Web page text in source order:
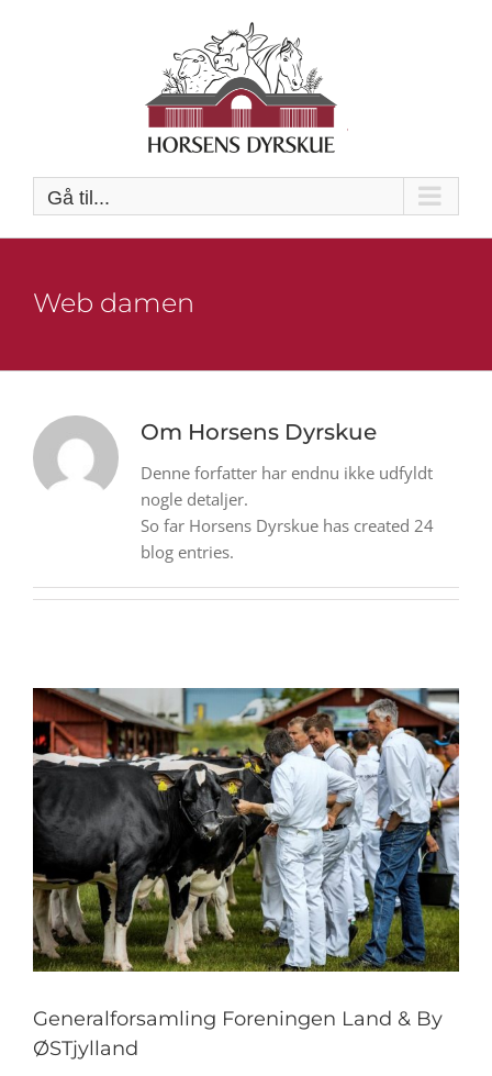
Gå til...
Web damen
Om Horsens Dyrskue
Denne forfatter har endnu ikke udfyldt
nogle detaljer.
So far Horsens Dyrskue has created 24
blog entries.
Generalforsamling Foreningen Land & By
ØSTjylland